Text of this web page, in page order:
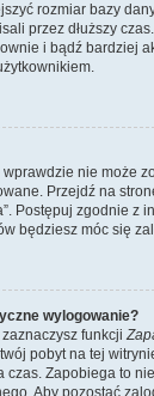
rozmiar bazy
przez dłuższy
i bądź bardziej
nie może
Przejdź na
Postępuj zgodnie z
będziesz móc się
wylogowanie?
funkcji
pobyt na tej
Zapobiega to
Aby pozostać